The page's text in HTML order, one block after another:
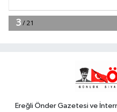
23:29 Anadolu Otoyolu'nda
Ereğli Önder Gazetesi ve